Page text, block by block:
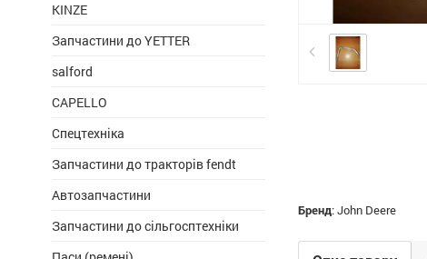
Бренд:John Deere
KINZE
Запчастини до YETTER
salford
CAPELLO
Спецтехніка
Запчастини до тракторів fendt
Автозапчастини
Запчастини до сільгосптехніки